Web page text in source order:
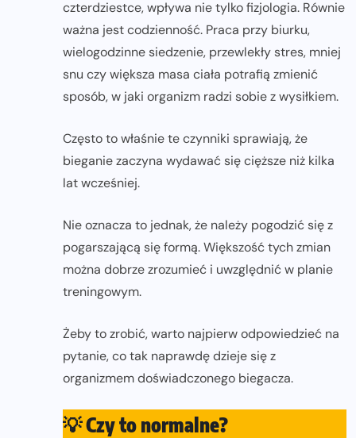
czterdziestce, wpływa nie tylko fizjologia. Równie
ważna jest codzienność. Praca przy biurku,
wielogodzinne siedzenie, przewlekły stres, mniej
snu czy większa masa ciała potrafią zmienić
sposób, w jaki organizm radzi sobie z wysiłkiem.
Często to właśnie te czynniki sprawiają, że
bieganie zaczyna wydawać się cięższe niż kilka
lat wcześniej.
Nie oznacza to jednak, że należy pogodzić się z
pogarszającą się formą. Większość tych zmian
można dobrze zrozumieć i uwzględnić w planie
treningowym.
Żeby to zrobić, warto najpierw odpowiedzieć na
pytanie, co tak naprawdę dzieje się z
organizmem doświadczonego biegacza.
💡Czy to normalne?